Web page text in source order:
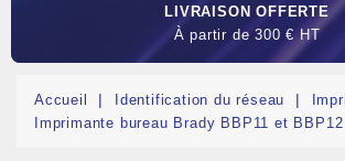
LIVRAISON OFFERTE
À partir de 300 € HT
Accueil Identification du réseau
Imprimante bureau Brady BBP11 et BBP12